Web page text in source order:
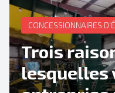
CONCESSIONNAIRES
Trois
lesquelles